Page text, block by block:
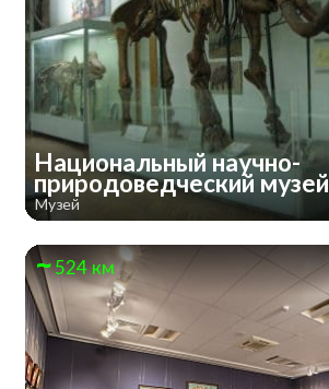
Национальный научно-
природоведческий музей
Музей
524 км